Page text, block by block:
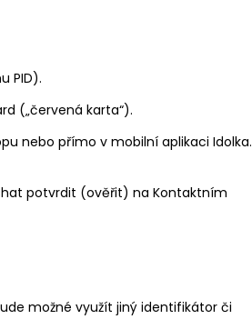
PID).
(„červená karta“).
nebo přímo v mobilní aplikaci Idolka.
potvrdit (ověřit) na Kontaktním
možné využít jiný identifikátor či